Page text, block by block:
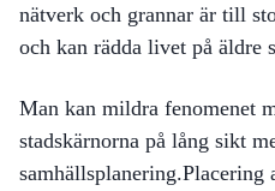
nätverk och grannar är till
och kan rädda livet på äldre
Man kan mildra fenomenet
stadskärnorna på lång sikt
samhällsplanering.Placering